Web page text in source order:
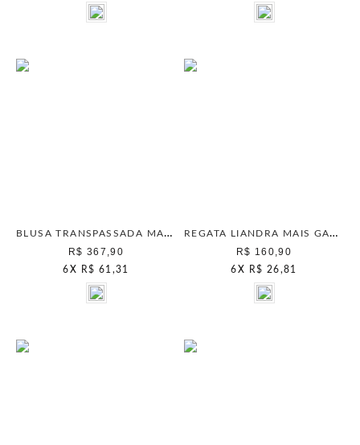
BLUSA TRANSPASSADA MAIS GATA PRETO
R$ 367,90
6 X R$ 61,31
REGATA LIANDRA MAIS GATA PRETO
R$ 160,90
6 X R$ 26,81